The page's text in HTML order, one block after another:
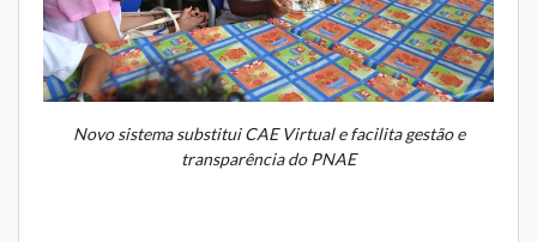
Novo sistema substitui CAE Virtual e facilita gestão e
transparência do PNAE